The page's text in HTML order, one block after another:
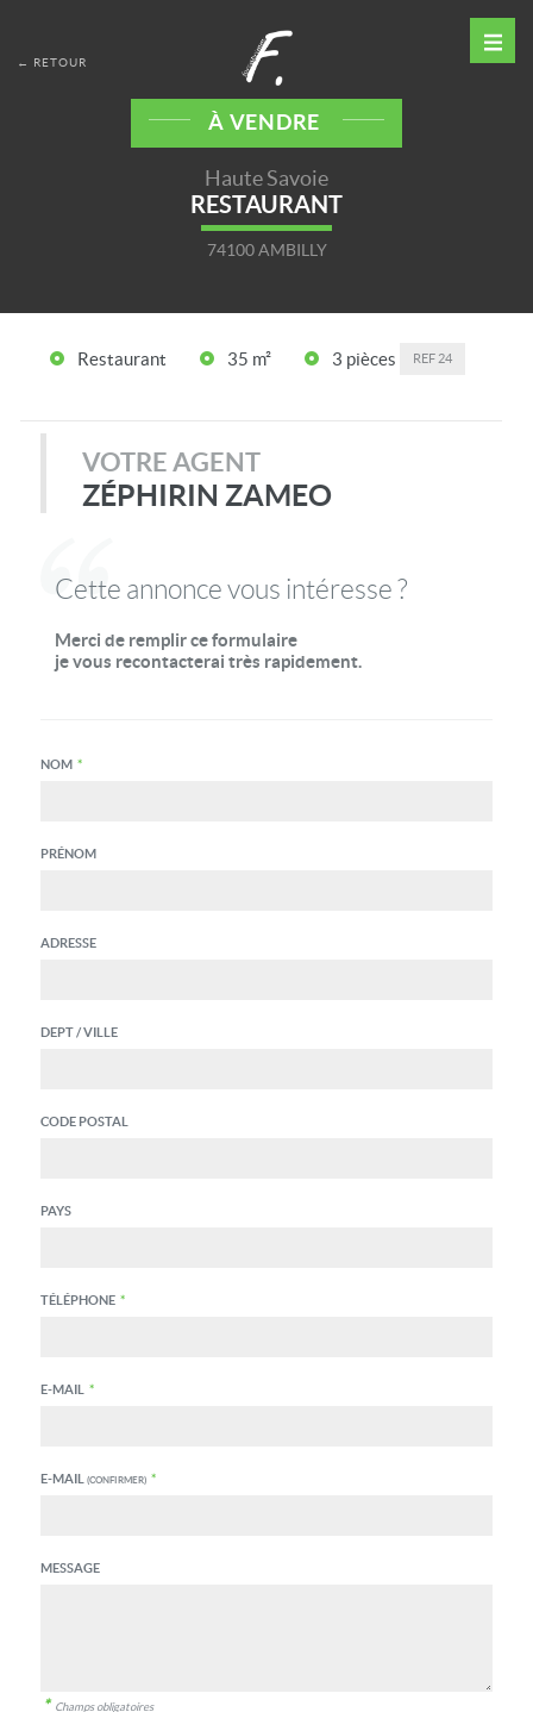
← RETOUR
À VENDRE
Haute Savoie
RESTAURANT
74100 AMBILLY
Restaurant 35 m² 3 pièces REF 24
VOTRE AGENT
ZÉPHIRIN ZAMEO
Cette annonce vous intéresse ?
Merci de remplir ce formulaire
je vous recontacterai très rapidement.
NOM *
PRÉNOM
ADRESSE
DEPT / VILLE
CODE POSTAL
PAYS
TÉLÉPHONE *
E-MAIL *
E-MAIL(CONFIRMER) *
MESSAGE
* Champs obligatoires